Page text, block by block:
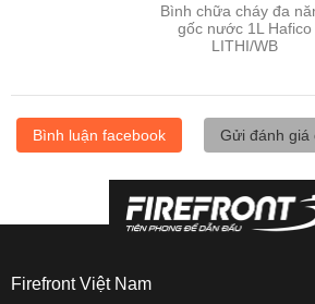
Bình chữa cháy đa
gốc nước 1L Hafico
LITHI/WB
Bình luận facebook Gửi đánh giá
Firefront Việt Nam